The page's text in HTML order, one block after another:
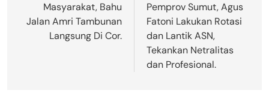
Masyarakat, Bahu
Jalan Amri Tambunan
Langsung Di Cor.
Pemprov Sumut, Agus
Fatoni Lakukan Rotasi
dan Lantik ASN,
Tekankan Netralitas
dan Profesional.